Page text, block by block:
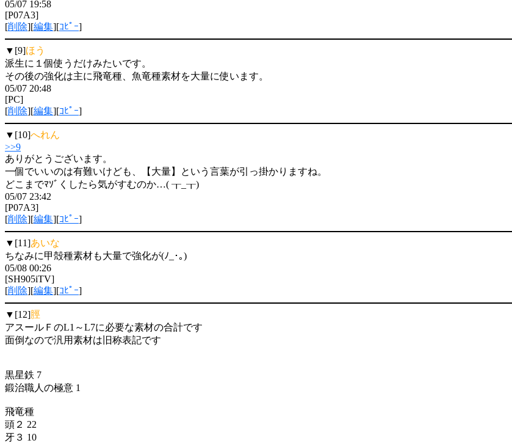
05/07 19:58
[P07A3]
[削除][編集][ｺﾋﾟｰ]
▼[9]ほう
派生に１個使うだけみたいです。
その後の強化は主に飛竜種、魚竜種素材を大量に使います。
05/07 20:48
[PC]
[削除][編集][ｺﾋﾟｰ]
▼[10]へれん
>>9
ありがとうございます。
一個でいいのは有難いけども、【大量】という言葉が引っ掛かりますね。
どこまでﾏｿﾞくしたら気がすむのか…( ┰_┰)
05/07 23:42
[P07A3]
[削除][編集][ｺﾋﾟｰ]
▼[11]あいな
ちなみに甲殻種素材も大量で強化が(ﾉ_･｡)
05/08 00:26
[SH905iTV]
[削除][編集][ｺﾋﾟｰ]
▼[12]脛
アスールＦのL1～L7に必要な素材の合計です
面倒なので汎用素材は旧称表記です
黒星鉄 7
鍛治職人の極意 1
飛竜種
頭２ 22
牙３ 10